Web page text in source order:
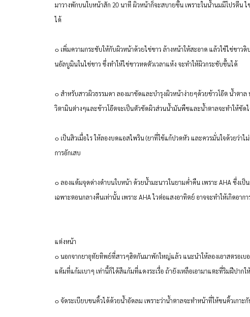
มาวางพักบนใบหน้าสัก 20 นาที ผิวหน้าก็จะสบายขึ้น เพราะในน้ำนมมีโปรตี
ได้
๐ เพิ่มความกระชับให้กับผิวหน้าด้วยไข่ขาว ล้างหน้าให้สะอาด แล้วใช้ไข่ขาว
นอัลบูมินในไข่ขาว ซึ่งทำให้ไข่ขาวหดตัวเวลาแห้ง จะทำให้ผิวกระชับขึ้นได้
๐ สำหรับสาวผิวธรรมดา ลองมาขัดและบำรุงผิวหน้าง่ายๆด้วยข้าวโอ๊ต น้ำตา
วิตามินต่างๆและข้าวโอ๊ตจะเป็นตัวขัดผิวส่วนน้ำมันพืชและน้ำตาลจะทำให้ขัด
๐ เป็นสิวเมื่อไร ให้ลองบดแอสไพริน (ยาที่ใช้แก้ปวดหัว และควรมั่นใจด้วยว่า
การอักเสบ
๐ ลองแต้มจุดด่างดำบนใบหน้า ด้วยน้ำมะนาวในยามค่ำคืน เพราะ AHA ซึ่งเ
เฉพาะตอนกลางคืนเท่านั้น เพราะ AHA ไวต่อแสงอาทิตย์ อาจจะทำให้เกิดอา
แต่งหน้า
๐ นอกจากยาอุทัยทิพย์ที่สาวๆฮิตกันมาพักใหญ่แล้ว แนะนำให้ลองเอาสตรอเบ
แต้มที่แก้มเบาๆ เท่านี้ก็ได้สีแก้มที่แดงระเรื่อ ถ้ายังเหลือเอามาแตะที่ริมฝีปากใ
๐ จัดระเบียบขนคิ้วได้ด้วยน้ำอัดลม เพราะว่าน้ำตาลจะทำหน้าที่ให้ขนคิ้วเกา